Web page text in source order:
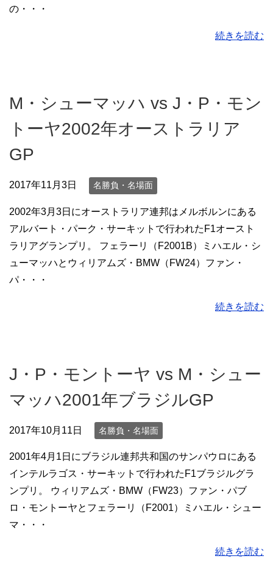
の・・・
続きを読む
M・シューマッハ vs J・P・モン
トーヤ2002年オーストラリア
GP
2017年11月3日 名勝負・名場面
2002年3月3日にオーストラリア連邦はメルボルンにある
アルバート・パーク・サーキットで行われたF1オースト
ラリアグランプリ。 フェラーリ（F2001B）ミハエル・シ
ューマッハとウィリアムズ・BMW（FW24）ファン・
パ・・・
続きを読む
J・P・モントーヤ vs M・シュー
マッハ2001年ブラジルGP
2017年10月11日 名勝負・名場面
2001年4月1日にブラジル連邦共和国のサンパウロにある
インテルラゴス・サーキットで行われたF1ブラジルグラ
ンプリ。 ウィリアムズ・BMW（FW23）ファン・パブ
ロ・モントーヤとフェラーリ（F2001）ミハエル・シュー
マ・・・
続きを読む